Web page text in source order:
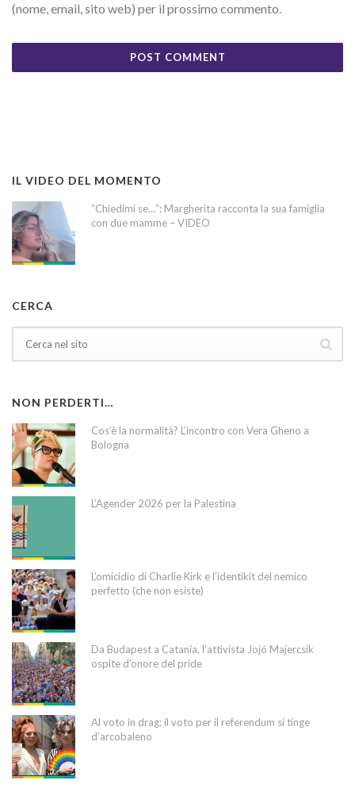
(nome, email, sito web) per il prossimo commento.
IL VIDEO DEL MOMENTO
“Chiedimi se…”: Margherita racconta la sua famiglia
con due mamme – VIDEO
CERCA
NON PERDERTI…
Cos’è la normalità? L’incontro con Vera Gheno a
Bologna
L’Agender 2026 per la Palestina
L’omicidio di Charlie Kirk e l’identikit del nemico
perfetto (che non esiste)
Da Budapest a Catania, l’attivista Jojó Majercsik
ospite d’onore del pride
Al voto in drag: il voto per il referendum si tinge
d’arcobaleno